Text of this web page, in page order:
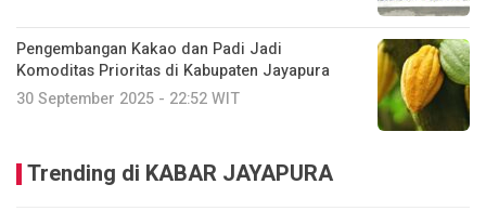
Pengembangan Kakao dan Padi Jadi
Komoditas Prioritas di Kabupaten Jayapura
30 September 2025 - 22:52 WIT
Trending di KABAR JAYAPURA